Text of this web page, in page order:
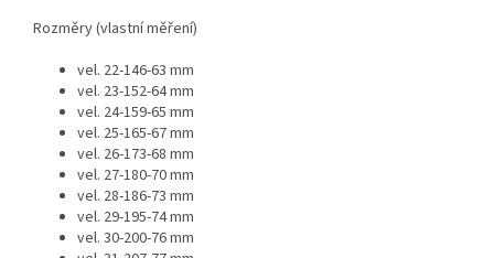
Rozměry (vlastní měření)
vel. 22-146-63 mm
vel. 23-152-64 mm
vel. 24-159-65 mm
vel. 25-165-67 mm
vel. 26-173-68 mm
vel. 27-180-70 mm
vel. 28-186-73 mm
vel. 29-195-74 mm
vel. 30-200-76 mm